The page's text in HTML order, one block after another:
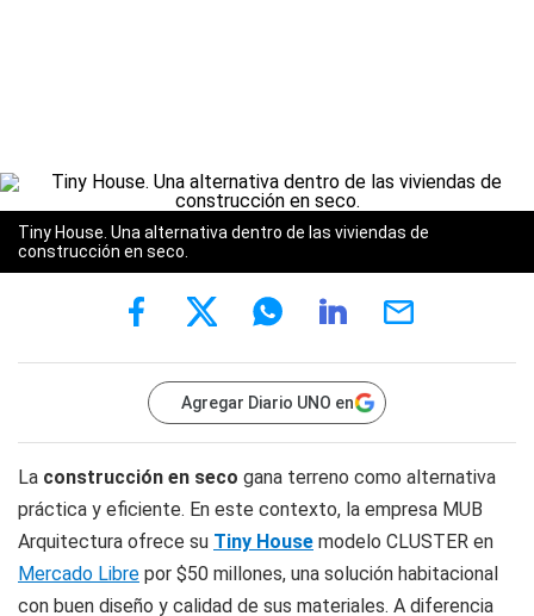
Tiny House. Una alternativa dentro de las viviendas de
construcción en seco.
Agregar Diario UNO en
La construcción en seco gana terreno como alternativa
práctica y eficiente. En este contexto, la empresa MUB
Arquitectura ofrece su Tiny House modelo CLUSTER en
Mercado Libre por $50 millones, una solución habitacional
con buen diseño y calidad de sus materiales. A diferencia